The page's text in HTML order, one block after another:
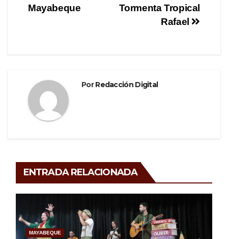
Tormenta Tropical
Rafael
Mayabeque
PorRedacción Digital
ENTRADA RELACIONADA
MAYABEQUE